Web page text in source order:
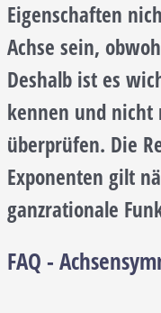
Eigenschaften
Achse sein,
Deshalb ist es
kennen und nicht
überprüfen. Die
Exponenten gilt
ganzrationale
FAQ -